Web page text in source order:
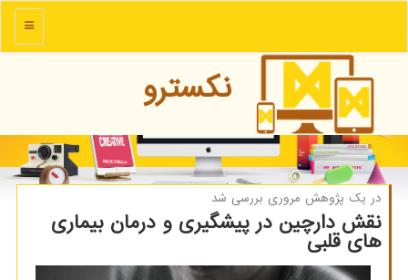
منو
نكسترو
در یك پژوهش مروری بررسی شد
نقش دارچین در پیشگیری و درمان بیماری
های قلبی